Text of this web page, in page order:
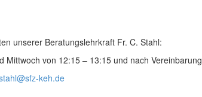
unserer Beratungslehrkraft Fr. C. Stahl:
Mittwoch von 12:15 – 13:15 und nach Vereinbarung
keh.de